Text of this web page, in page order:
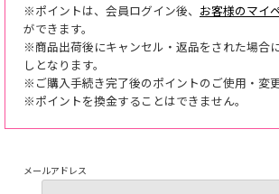
※ポイントは、会員ログイン後、 お客様のマイ
ができます。
※商品出荷後にキャンセル・返品をされた場合
しとなります。
※ご購入手続き完了後のポイントのご使用・変
※ポイントを換金することはできません。
メールアドレス